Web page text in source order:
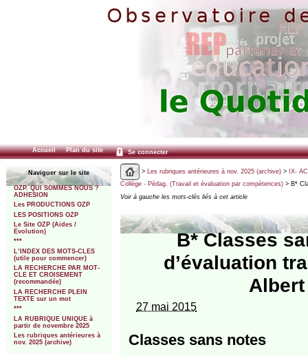
Accueil Plan du site Se connecter
Naviguer sur le site
OZP. QUI SOMMES NOUS ?
ADHESION
Les PRODUCTIONS OZP
LES POSITIONS OZP
Le Site OZP (Aides /
Evolution)
***
L’INDEX DES MOTS-CLES
(utile pour commencer)
LA RECHERCHE PAR MOT-
CLE ET CROISEMENT
(recommandée)
LA RECHERCHE PLEIN
TEXTE sur un mot
***
LA RUBRIQUE UNIQUE à
partir de novembre 2025
Les rubriques antérieures à
nov. 2025 (archive)
> Les rubriques antérieures à nov. 2025 (archive)> IX-
Collège - Pédag. (Travail et évaluation par compétences)> B*
Voir à gauche les mots-clés liés à cet article
B* Classes
d’évaluation
27 mai 2015
Classes sans notes